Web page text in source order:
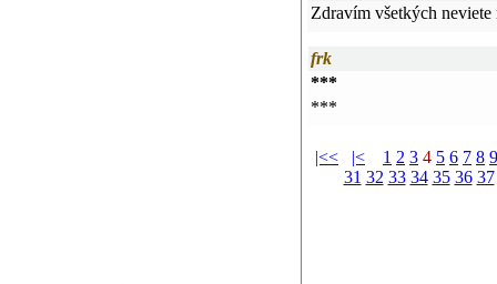
Zdravím všetkých
frk
***
***
|<< |< 1 2 3 4 5 6 7 8 9
31 32 33 34 35 36 37